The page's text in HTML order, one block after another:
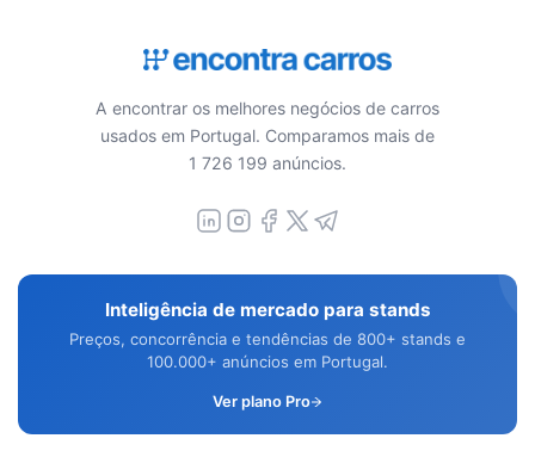
A encontrar os melhores negócios de carros
usados em Portugal. Comparamos mais de
1 726 199 anúncios.
Inteligência de mercado para stands
Preços, concorrência e tendências de 800+ stands e
100.000+ anúncios em Portugal.
Ver plano Pro